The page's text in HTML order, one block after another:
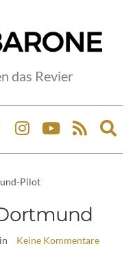
das Revier
Pilot
Keine Kommentare